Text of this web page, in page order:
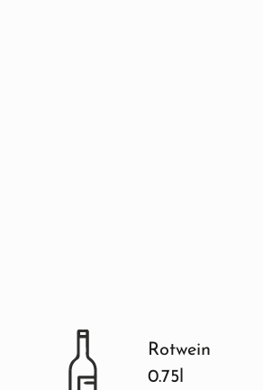
Rotwein
0.75l